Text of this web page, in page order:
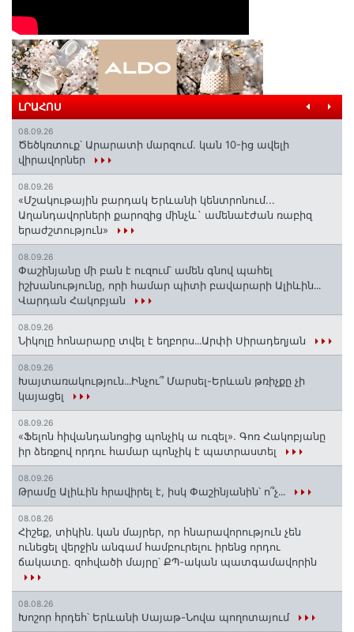
ԼՐԱՀՈՍ
08.09.26
Ծեծկռտուք՝ Արարատի մարզում. կան 10-ից ավելի
վիրավորներ
08.09.26
«Մշակութային բարդակ Երևանի կենտրոնում...
Աղանդավորների քարոզից մինչև` ամենաէժան ռաբիզ
երաժշտություն»
08.09.26
Փաշինյանը մի բան է ուզում՝ ամեն գնով պահել
իշխանությունը, որի համար պիտի բավարարի Ալիևին․․․
Վարդան Հակոբյան
08.09.26
Նիկոլը հոնարարը տվել է եղբորս․․․Արփի Սիրադեղյան
08.09.26
Խայտառակություն․․․Ինչու՞ Մարսել-Երևան թռիչքը չի
կայացել
08.09.26
«Ֆելոն հիվանդանոցից պոնչիկ ա ուզել». Գոռ Հակոբյանը
իր ձեռքով որդու համար պոնչիկ է պատրաստել
08.09.26
Թրամը Ալիևին հրավիրել է, իսկ Փաշինյանին՝ ո՞չ․․․
08.08.26
Հիշեք, տիկին․ կան մայրեր, որ հնարավորություն չեն
ունեցել վերջին անգամ համբուրելու իրենց որդու
ճակատը. զոհվածի մայրը՝ ՔՊ-ական պատգամավորին
08.08.26
Խոշոր հրդեհ՝ Երևանի Սայաթ-Նովա պողոտայում